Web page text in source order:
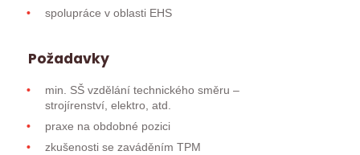
spolupráce v oblasti EHS
Požadavky
min. SŠ vzdělání technického směru –
strojírenství, elektro, atd.
praxe na obdobné pozici
zkušenosti se zaváděním TPM